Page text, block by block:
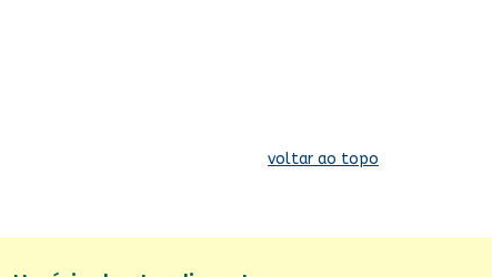
voltar ao topo